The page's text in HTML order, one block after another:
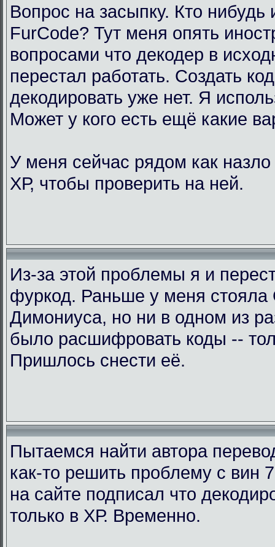
Вопрос на засыпку. Кто нибудь
FurCode? Тут меня опять
вопросами что декодер в
перестал работать. Создать
декодировать уже нет. Я
Может у кого есть ещё какие
У меня сейчас рядом как
ХР, чтобы проверить на ней.
Из-за этой проблемы я и
фуркод. Раньше у меня стояла
Димониуса, но ни в одном из
было расшифровать коды --
Пришлось снести её.
Пытаемся найти автора
как-то решить проблему с вин
на сайте подписал что
только в ХР. Временно.